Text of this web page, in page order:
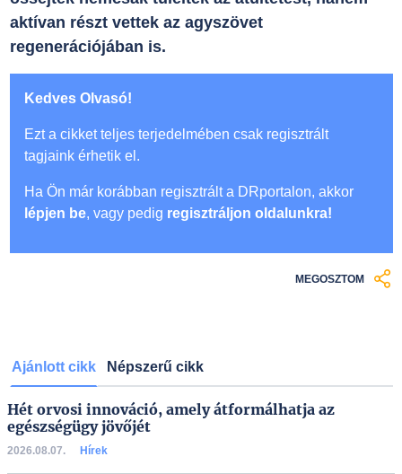
aktívan részt vettek az agyszövet
regenerációjában is.
Kedves Olvasó!
Ezt a cikket teljes terjedelmében csak regisztrált
tagjaink érhetik el.
Ha Ön már korábban regisztrált a DRportalon, akkor
lépjen be, vagy pedig regisztráljon oldalunkra!
MEGOSZTOM
Ajánlott cikk Népszerű cikk
Hét orvosi innováció, amely átformálhatja az
egészségügy jövőjét
2026.08.07. Hírek